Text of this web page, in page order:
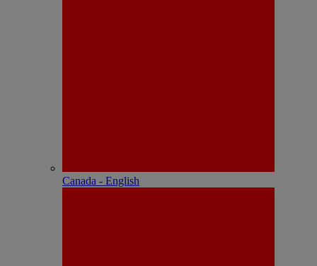
Canada - English